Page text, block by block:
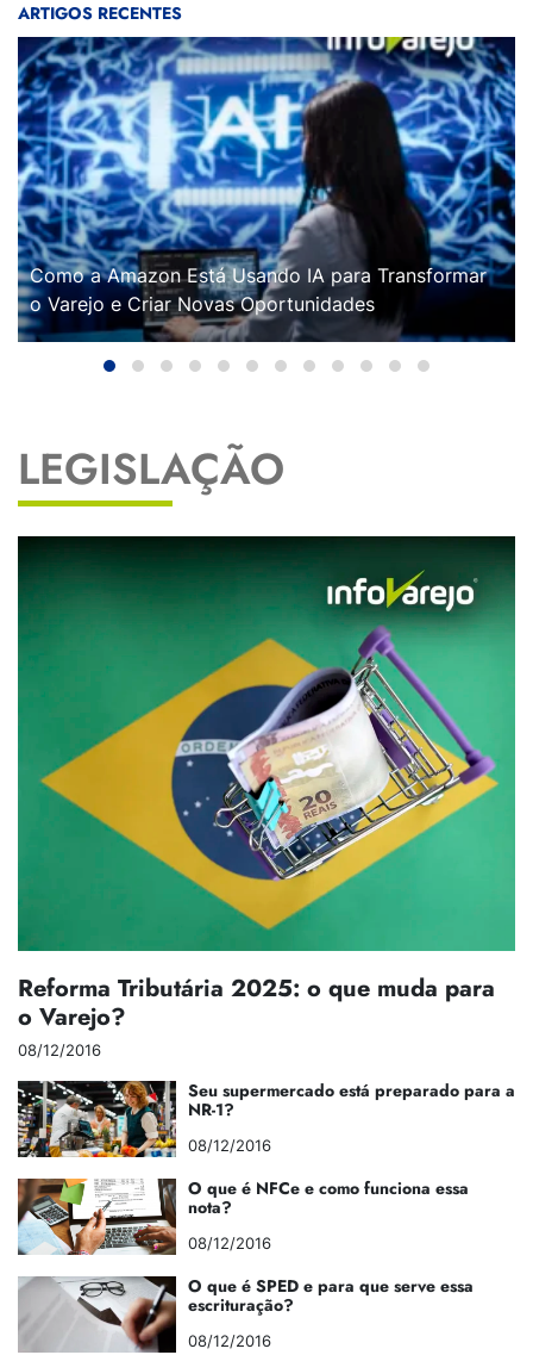
ARTIGOS RECENTES
Como a Amazon Está Usando IA para Transformar
o Varejo e Criar Novas Oportunidades
LEGISLAÇÃO
Reforma Tributária 2025: o que muda para
o Varejo?
08/12/2016
Seu supermercado está preparado para a
NR-1?
08/12/2016
O que é NFCe e como funciona essa
nota?
08/12/2016
O que é SPED e para que serve essa
escrituração?
08/12/2016